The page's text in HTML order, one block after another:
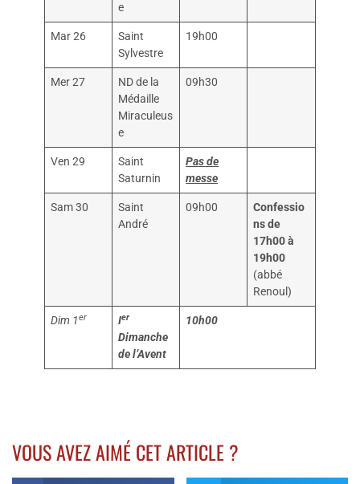
e
Mar 26
Saint
Sylvestre
19h00
Mer 27
ND de la
Médaille
Miraculeus
e
09h30
Ven 29
Saint
Saturnin
Pas de
messe
Sam 30
Saint
André
09h00
Confessio
ns de
17h00 à
19h00
(abbé
Renoul)
Dim 1er Ier
Dimanche
de l’Avent
10h00
VOUS AVEZ AIMÉ CET ARTICLE ?